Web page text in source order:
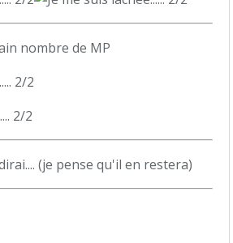
nombre de MP
(je pense qu'il en restera)